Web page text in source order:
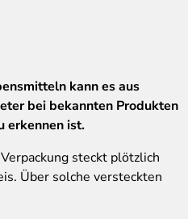
kann es aus
bei bekannten Produkten
erkennen ist.
steckt plötzlich
Über solche versteckten